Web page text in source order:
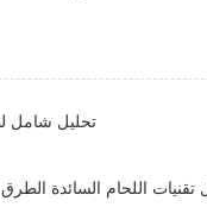
تحليل شامل
اللحام السائدة الطرق